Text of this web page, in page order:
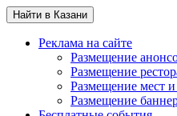
Найти в Казани
Реклама на сайте
Размещение
Размещение
Размещение мест
Размещение